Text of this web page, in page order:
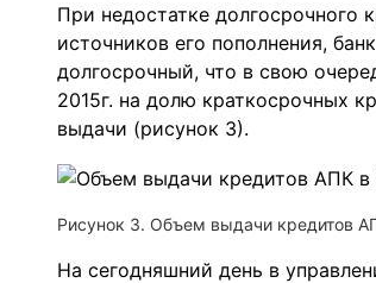
При недостатке долгосрочного
источников его пополнения,
долгосрочный, что в свою
2015г. на долю краткосрочных
выдачи (рисунок 3).
Рисунок 3. Объем выдачи кредитов
На сегодняшний день в